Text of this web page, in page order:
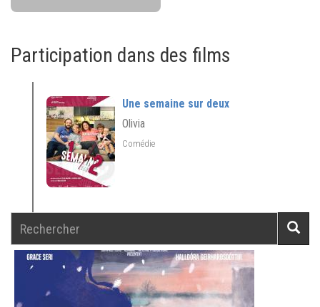
Participation dans des films
Une semaine sur deux
Olivia
Comédie